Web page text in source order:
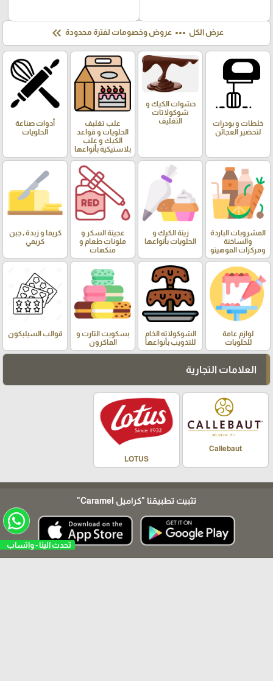
تحدث الينا - واتساب
عرض الكل more_horiz عروض وخصومات لفترة محدودة keyboard_double_arrow_left
خلطات و بودرات
لتحضير العجائن
حشوات الكيك و
شوكولاتات
التغليف
علب تغليف
الحلويات و قواعد
الكيك و علب
بلاستيكية بأنواعها
أدوات صناعة
الحلويات
المشروبات الباردة
والساخنة
ومركزات الموهيتو
زينة الكيك و
الحلويات بأنواعها
عجينة السكر و
ملونات طعام و
منكهات
كريما و زبدة , جبن
كريمي
لوازم عامة
للحلويات
الشوكولاته الخام
للتذويب بأنواعها
بسكويت التارت و
الماكرون
قوالب السيليكون
العلامات التجارية
Callebaut
LOTUS
تثبيت تطبيقنا "كراميل Caramel"